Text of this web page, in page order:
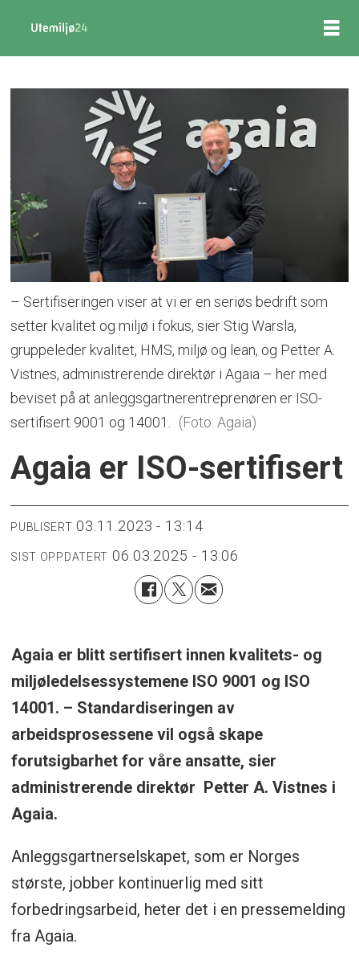
– Sertifiseringen viser at vi er en seriøs bedrift som
setter kvalitet og miljø i fokus, sier Stig Warsla,
gruppeleder kvalitet, HMS, miljø og lean, og Petter A.
Vistnes, administrerende direktør i Agaia – her med
beviset på at anleggsgartnerentreprenøren er ISO-
sertifisert 9001 og 14001.
(Foto: Agaia)
Agaia er ISO-sertifisert
PUBLISERT 03.11.2023 - 13:14
SIST OPPDATERT 06.03.2025 - 13:06
Agaia er blitt sertifisert innen kvalitets- og
miljøledelsessystemene ISO 9001 og ISO
14001. – Standardiseringen av
arbeidsprosessene vil også skape
forutsigbarhet for våre ansatte, sier
administrerende direktør Petter A. Vistnes i
Agaia.
Anleggsgartnerselskapet, som er Norges
største, jobber kontinuerlig med sitt
forbedringsarbeid, heter det i en pressemelding
fra Agaia.